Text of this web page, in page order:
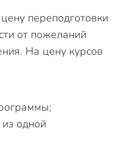
переподготовки
от пожеланий
На цену курсов
одной